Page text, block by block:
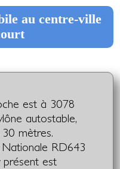
au centre-ville
est à 3078
autostable,
mètres.
RD643
présent est